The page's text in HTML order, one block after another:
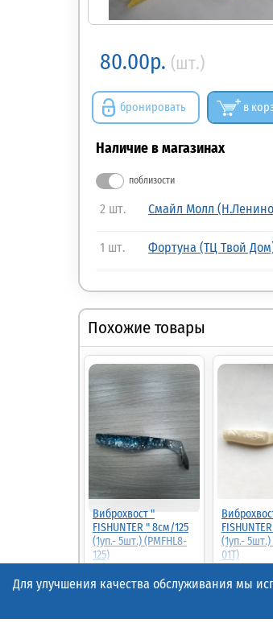
80.00р. (шт.)
бронировать в
Наличие в магазинах
поблизости
2 шт. Смайл Молл
1 шт. Фортуна (ТЦ Твой
Похожие товары
Виброхвост "
FISHUNTER " 8см/125
(1уп.- 5шт.) (PMFHL8-
125)
6.60р.(шт.) 90%
(1уп.- 5шт.)
01T)
67.00р.
Для улучшения качества обслуживания мы